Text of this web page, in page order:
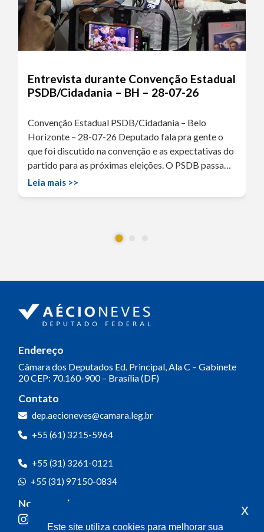
Entrevista durante Convenção Estadual
PSDB/Cidadania – BH – 28-07-26
Convenção Estadual PSDB/Cidadania – Belo
Horizonte – 28-07-26 Deputado fala pra gente o
que foi discutido na convenção e as expectativas do
partido para as próximas eleições. O PSDB passa…
Leia mais >>
Endereço
Câmara dos Deputados Ed. Principal, Ala C – Gabinete
20CEP: 70.160-900 – Brasília (DF)
Contato
dep.aecioneves@camara.leg.br
+55 (61) 3215-5964
+55 (31) 3261-0121
+55 (31) 97150-0834
Nossas redes
Este site utiliza cookies para melhorar sua
x